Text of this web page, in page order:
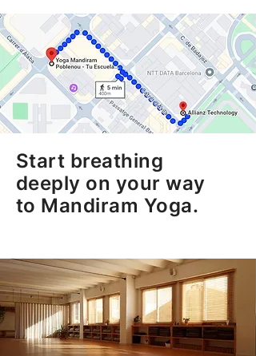
Start breathing
deeply on your way
to Mandiram Yoga.